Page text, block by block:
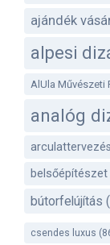
ajándék
alpesi
AlUla Művészeti
analóg
arculattervezés
belsőépítészet
bútorfelújítás
csendes luxus